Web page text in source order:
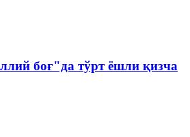
боғ"да тўрт ёшли қизча